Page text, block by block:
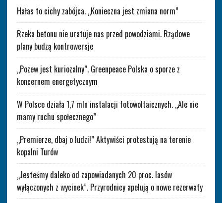
Hałas to cichy zabójca. „Konieczna jest zmiana norm”
Rzeka betonu nie uratuje nas przed powodziami. Rządowe
plany budzą kontrowersje
„Pozew jest kuriozalny”. Greenpeace Polska o sporze z
koncernem energetycznym
W Polsce działa 1,7 mln instalacji fotowoltaicznych. „Ale nie
mamy ruchu społecznego”
„Premierze, dbaj o ludzi!” Aktywiści protestują na terenie
kopalni Turów
„Jesteśmy daleko od zapowiadanych 20 proc. lasów
wyłączonych z wycinek”. Przyrodnicy apelują o nowe rezerwaty